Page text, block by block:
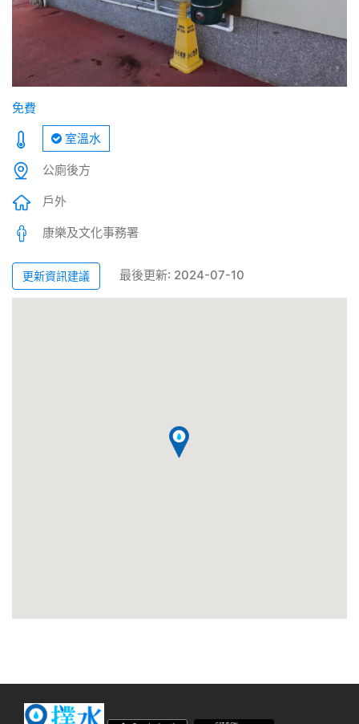
免費
室溫水
公廁後方
戶外
康樂及文化事務署
更新資訊建議 最後更新: 2024-07-10